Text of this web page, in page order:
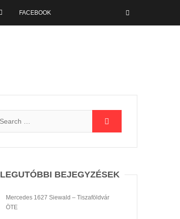
FACEBOOK
LEGUTÓBBI BEJEGYZÉSEK
Mercedes 1627 Siewald – Tiszaföldvár
ÖTE